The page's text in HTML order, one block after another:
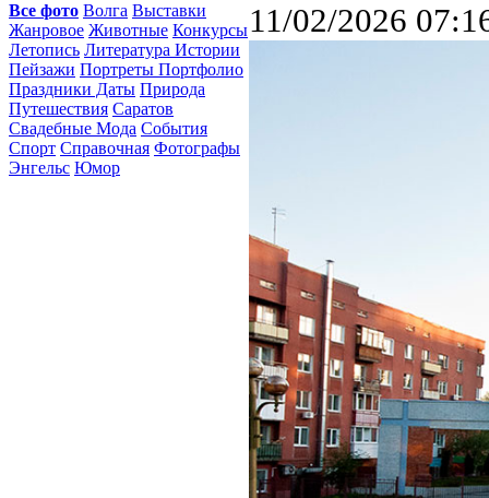
Все фото Волга Выставки
Жанровое Животные Конкурсы
Летопись Литература Истории
Пейзажи Портреты Портфолио
Праздники Даты Природа
Путешествия Саратов
Свадебные Мода События
Спорт Справочная Фотографы
Энгельс Юмор
11/02/2026